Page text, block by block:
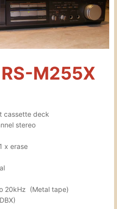
M255X
cassette deck
stereo
x erase
20kHz (Metal tape)